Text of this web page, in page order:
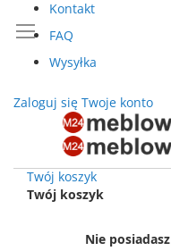
Kontakt
FAQ
Wysyłka
Zaloguj się Twoje konto
Twój koszyk
Twój koszyk
Nie